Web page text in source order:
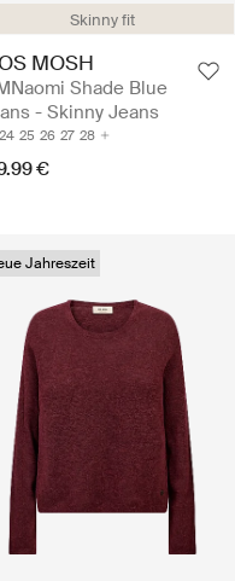
Skinny fit
MOSH
Shade Blue
- Skinny Jeans
24 25 26 27 28
€
Jahreszeit